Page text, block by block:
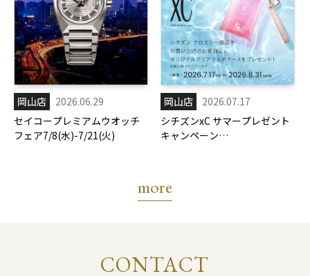
岡山店
2026.06.29
セイコープレミアムウオッチ
フェア7/8(水)-7/21(火)
岡山店
2026.07.17
シチズンxC サマープレゼント
キャンペーン
more
CONTACT